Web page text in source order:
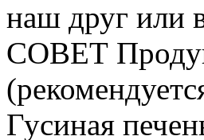
наш друг или
СОВЕТ
Гусиная